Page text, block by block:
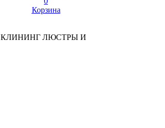
Корзина
КЛИНИНГ ЛЮСТРЫ И